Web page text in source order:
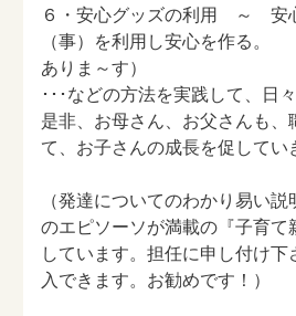
６・安心グッズの利用 ～ 安
（事）を利用し安心を作る。
ありま～す）
･･･などの方法を実践して、日
是非、お母さん、お父さんも、
て、お子さんの成長を促してい
（発達についてのわかり易い説
のエピソーソが満載の『子育て
しています。担任に申し付け
入できます。お勧めです！）